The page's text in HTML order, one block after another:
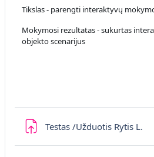
Tikslas - parengti interaktyvų
Mokymosi rezultatas - sukurtas
objekto scenarijus
Testas /Užduotis Rytis L.